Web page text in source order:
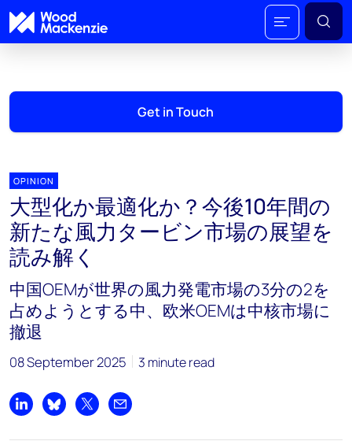
Get in Touch
OPINION
大型化か最適化か？今後10年間の
新たな風力タービン市場の展望を
読み解く
中国OEMが世界の風力発電市場の3分の2を
占めようとする中、欧米OEMは中核市場に
撤退
08 September 2025 3 minute read
Share on LinkedIn
Share on Bluesky
Share on XShare by email